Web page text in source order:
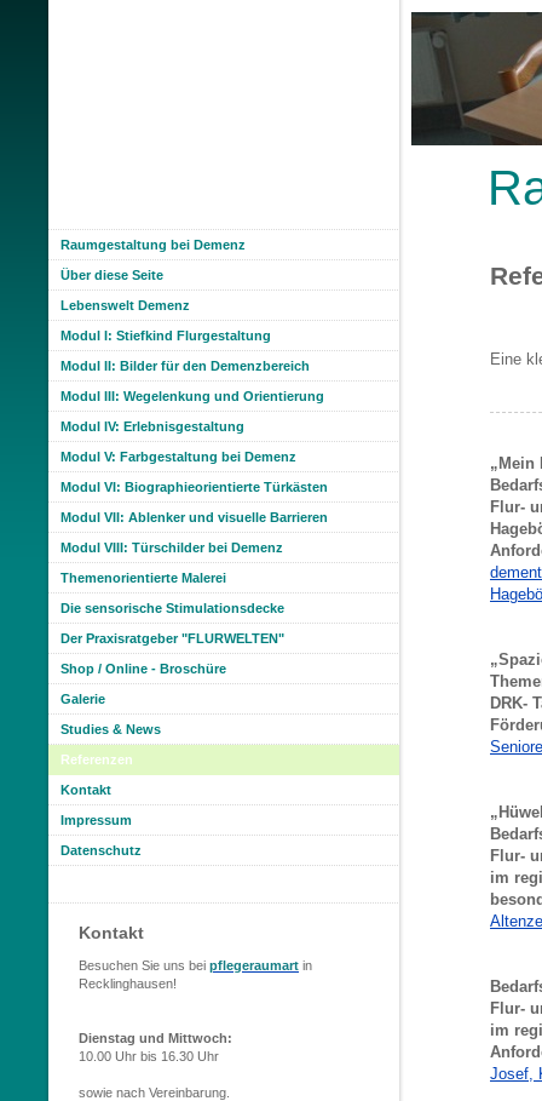
Eine
„Mein
Flur-
DRK-
Flur-
im
Flur-
im
Josef,
Raumgestaltung bei Demenz
Über diese Seite
Lebenswelt Demenz
Modul I: Stiefkind Flurgestaltung
Modul II: Bilder für den Demenzbereich
Modul III: Wegelenkung und Orientierung
Modul IV: Erlebnisgestaltung
Modul V: Farbgestaltung bei Demenz
Modul VI: Biographieorientierte Türkästen
Modul VII: Ablenker und visuelle Barrieren
Modul VIII: Türschilder bei Demenz
Themenorientierte Malerei
Die sensorische Stimulationsdecke
Der Praxisratgeber "FLURWELTEN"
Shop / Online - Broschüre
Galerie
Studies & News
Referenzen
Kontakt
Impressum
Datenschutz
Kontakt
Besuchen Sie uns bei pflegeraumart in
Recklinghausen!
Dienstag und Mittwoch:
10.00 Uhr bis 16.30 Uhr
sowie nach Vereinbarung.